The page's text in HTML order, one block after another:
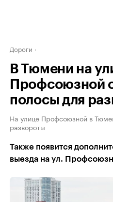
Дороги
В Тюмени на
Профсоюзной
полосы для
На улице Профсоюзной в
развороты
Также появится
выезда на ул.